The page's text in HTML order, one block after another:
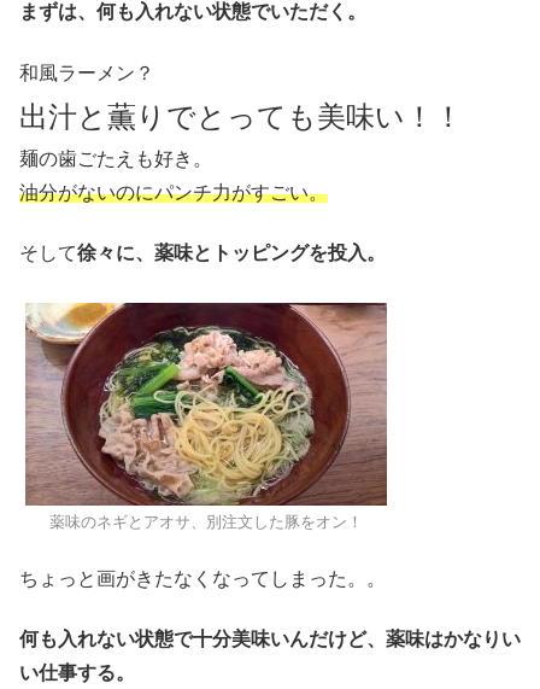
まずは、何も入れない状態でいただく。
和風ラーメン？
出汁と薫りでとっても美味い！！
麺の歯ごたえも好き。
油分がないのにパンチ力がすごい。
そして徐々に、薬味とトッピングを投入。
薬味のネギとアオサ、別注文した豚をオン！
ちょっと画がきたなくなってしまった。。
何も入れない状態で十分美味いんだけど、薬味はかなりい
い仕事する。